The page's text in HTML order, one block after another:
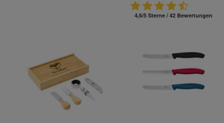
4,6/5 Sterne / 42 Bewertungen